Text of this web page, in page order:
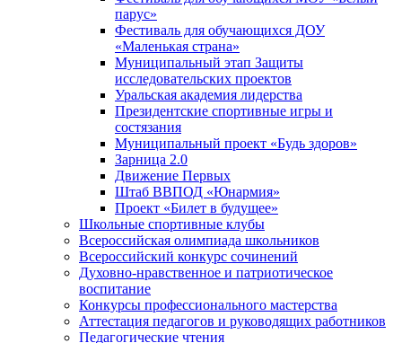
парус»
Фестиваль для обучающихся ДОУ
«Маленькая страна»
Муниципальный этап Защиты
исследовательских проектов
Уральская академия лидерства
Президентские спортивные игры и
состязания
Муниципальный проект «Будь здоров»
Зарница 2.0
Движение Первых
Штаб ВВПОД «Юнармия»
Проект «Билет в будущее»
Школьные спортивные клубы
Всероссийская олимпиада школьников
Всероссийский конкурс сочинений
Духовно-нравственное и патриотическое
воспитание
Конкурсы профессионального мастерства
Аттестация педагогов и руководящих работников
Педагогические чтения